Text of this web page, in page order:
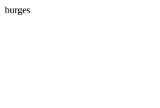
burges